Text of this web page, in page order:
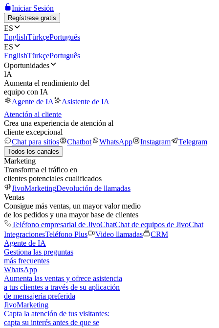
Iniciar Sesión
Regístrese gratis
ES
EnglishTürkçePortuguês
ES
EnglishTürkçePortuguês
Oportunidades
IA
Aumenta el rendimiento del
equipo con IA
Agente de IA
Asistente de IA
Atención al cliente
Crea una experiencia de atención al
cliente excepcional
Chat para sitios
Chatbot WhatsApp Instagram Telegram
Todos los canales
Marketing
Transforma el tráfico en
clientes potenciales cualificados
JivoMarketingDevolución de llamadas
Ventas
Consigue más ventas, un mayor valor medio
de los pedidos y una mayor base de clientes
Teléfono empresarial de JivoChatChat de equipos de JivoChat
IntegracionesTeléfono Plus Video llamadas
CRM
Agente de IA
Gestiona las preguntas
más frecuentes
WhatsApp
Aumenta las ventas y ofrece asistencia
a tus clientes a través de su aplicación
de mensajería preferida
JivoMarketing
Capta la atención de tus visitantes:
capta su interés antes de que se